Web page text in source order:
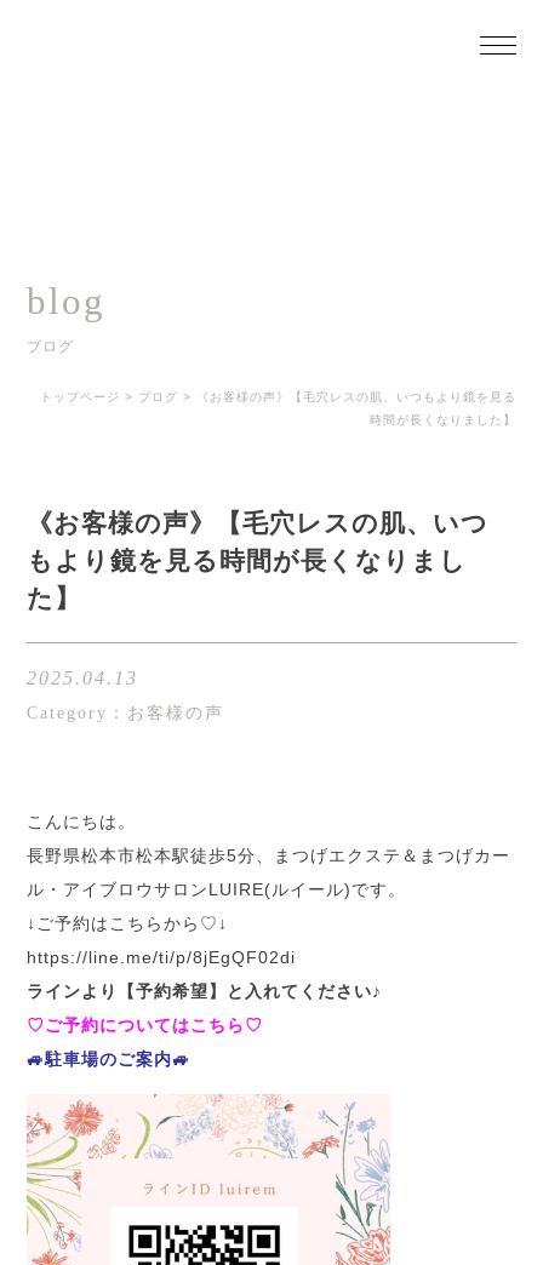
blog
ブログ
トップページ > ブログ >
《お客様の声》【毛穴レスの肌、いつもより鏡を見る
時間が長くなりました】
《お客様の声》【毛穴レスの肌、いつ
もより鏡を見る時間が長くなりまし
た】
2025.04.13
Category：お客様の声
こんにちは。
長野県松本市松本駅徒歩5分、まつげエクステ＆まつげカー
ル・アイブロウサロンLUIRE(ルイール)です。
↓ご予約はこちらから♡↓
https://line.me/ti/p/8jEgQF02di
ラインより【予約希望】と入れてください♪
♡ご予約についてはこちら♡
🚙駐車場のご案内🚙